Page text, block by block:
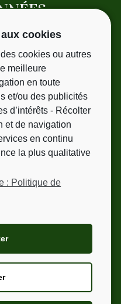
25 41
est uniquement
les mailings. Vous
les mailings.
nos mentions
cookies
cookies ou autres
meilleure
en toute
et/ou des publicités
d’intérêts - Récolter
et de navigation
en continu
la plus qualitative
: Politique de